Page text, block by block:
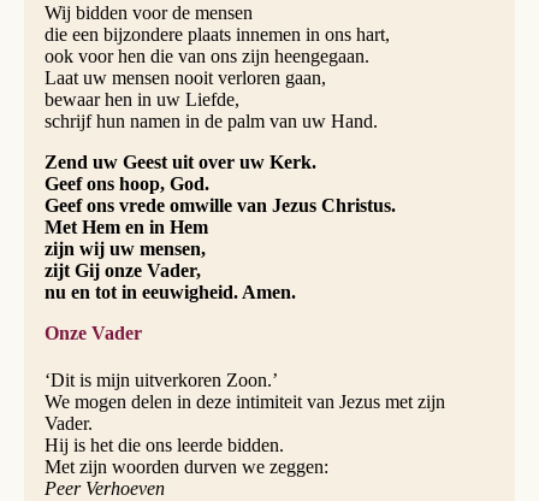
Wij bidden voor de mensen
die een bijzondere plaats innemen in ons hart,
ook voor hen die van ons zijn heengegaan.
Laat uw mensen nooit verloren gaan,
bewaar hen in uw Liefde,
schrijf hun namen in de palm van uw Hand.
Zend uw Geest uit over uw Kerk.
Geef ons hoop, God.
Geef ons vrede omwille van Jezus Christus.
Met Hem en in Hem
zijn wij uw mensen,
zijt Gij onze Vader,
nu en tot in eeuwigheid. Amen.
Onze Vader
‘Dit is mijn uitverkoren Zoon.’
We mogen delen in deze intimiteit van Jezus met zijn
Vader.
Hij is het die ons leerde bidden.
Met zijn woorden durven we zeggen:
Peer Verhoeven